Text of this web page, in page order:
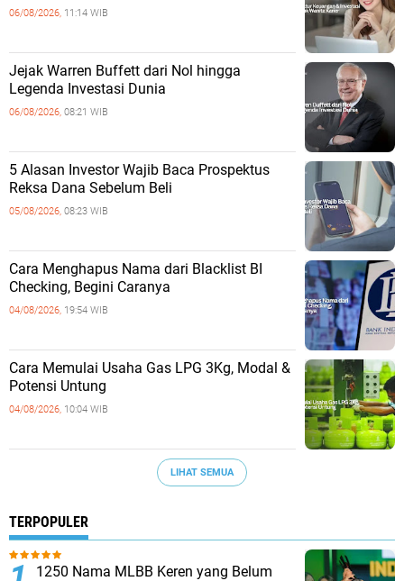
06/08/2026, 11:14 WIB
Jejak Warren Buffett dari Nol hingga
Legenda Investasi Dunia
06/08/2026, 08:21 WIB
5 Alasan Investor Wajib Baca Prospektus
Reksa Dana Sebelum Beli
05/08/2026, 08:23 WIB
Cara Menghapus Nama dari Blacklist BI
Checking, Begini Caranya
04/08/2026, 19:54 WIB
Cara Memulai Usaha Gas LPG 3Kg, Modal &
Potensi Untung
04/08/2026, 10:04 WIB
LIHAT SEMUA
TERPOPULER
1250 Nama MLBB Keren yang Belum